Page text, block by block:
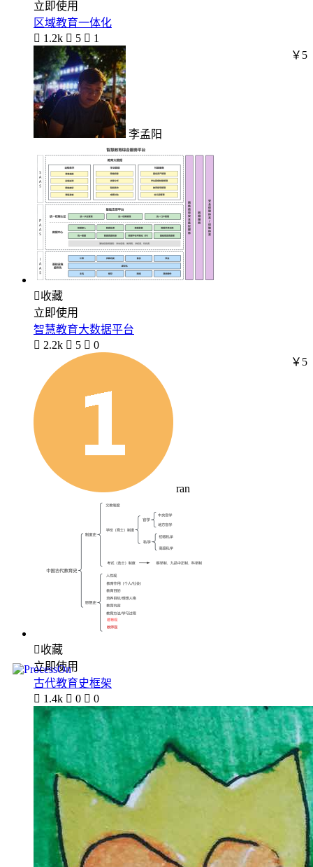
立即使用
区域教育一体化
 1.2k  5  1
李孟阳
￥5
收藏
立即使用
智慧教育大数据平台
 2.2k  5  0
ran
￥5
收藏
立即使用
古代教育史框架
 1.4k  0  0